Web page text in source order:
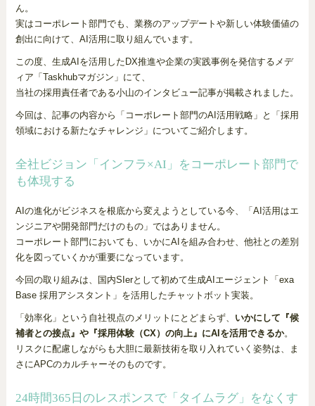
ん。
実はコーポレート部門でも、業務のアップデートや新しい体験価値の
創出に向けて、AI活用に取り組んでいます。
この度、生成AIを活用したDX推進や企業の実践事例を発信するメデ
ィア「Taskhubマガジン」にて、
当社の採用責任者である小山のインタビュー記事が掲載されました。
今回は、記事の内容から「コーポレート部門のAI活用戦略」と「採用
領域における新たなチャレンジ」についてご紹介します。
全社ビジョン「インフラ×AI」をコーポレート部門で
も体現する
AIの進化がビジネスを根底から変えようとしている今、「AI活用はエ
ンジニアや開発部門だけのもの」ではありません。
コーポレート部門においても、いかにAIを組み合わせ、他社との差別
化を図っていくかが重要になっています。
今回の取り組みは、国内SIerとして初めて生成AIエージェント「exa
Base 採用アシスタント」を活用したチャットボット実装。
「効率化」という自社視点のメリットにとどまらず、 いかにして『候
補者との接点』や『採用体験（CX）の向上』にAIを活用できるか。
リスクに配慮しながらも大胆に最新技術を取り入れていく姿勢は、ま
さにAPCのカルチャーそのものです。
24時間365日のレスポンスで「タイムラグ」をなくす